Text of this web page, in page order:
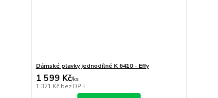
Dámské plavky jednodílné K 6410 - Effy
1 599 Kč/ks
1 321 Kč bez DPH